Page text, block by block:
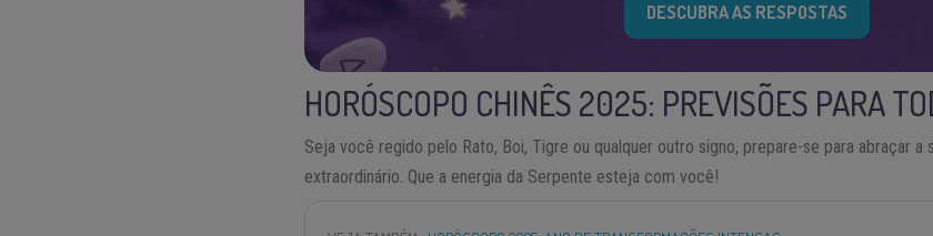
DESCUBRA AS RESPOSTAS
HORÓSCOPO CHINÊS 2025: PREVISÕES PARA
Seja você regido pelo Rato, Boi, Tigre ou qualquer outro signo, prepare-se para abraçar a
extraordinário. Que a energia da Serpente esteja com você!